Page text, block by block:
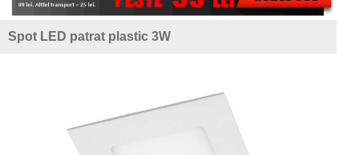
Spot LED patrat plastic 3W